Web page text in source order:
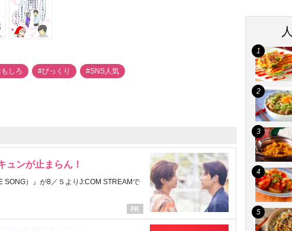
しろ #びっくり #SNS人気
ュンが止まらん！
SONG）』が8／５よりJ:COM STREAMで